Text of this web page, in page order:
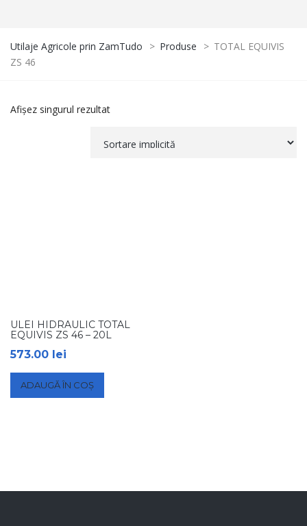
Utilaje Agricole prin ZamTudo > Produse > TOTAL EQUIVIS
ZS 46
Afișez singurul rezultat
ULEI HIDRAULIC TOTAL
EQUIVIS ZS 46 – 20L
573.00 lei
ADAUGĂ ÎN COȘ